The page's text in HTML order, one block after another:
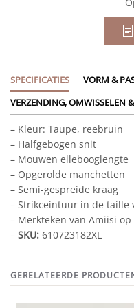
SPECIFICATIES VORM &
VERZENDING, OMWISSELEN
– Kleur: Taupe, reebruin
– Halfgebogen snit
– Mouwen ellebooglengte
– Opgerolde manchetten
– Semi-gespreide kraag
– Strikceintuur in de taille
– Merkteken van Amiisi
– SKU: 610723182XL
GERELATEERDE